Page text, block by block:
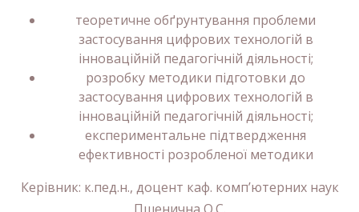
теоретичне обґрунтування проблеми
застосування цифрових технологій в
інноваційній педагогічній діяльності;
розробку методики підготовки до
застосування цифрових технологій в
інноваційній педагогічній діяльності;
експериментальне підтвердження
ефективності розробленої методики
Керівник: к.пед.н., доцент каф. комп’ютерних наук